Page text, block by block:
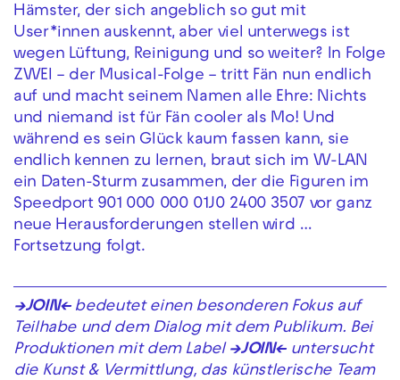
Hämster, der sich angeblich so gut mit
User*innen auskennt, aber viel unterwegs ist
wegen Lüftung, Reinigung und so weiter? In Folge
ZWEI – der Musical-Folge – tritt Fän nun endlich
auf und macht seinem Namen alle Ehre: Nichts
und niemand ist für Fän cooler als Mo! Und
während es sein Glück kaum fassen kann, sie
endlich kennen zu lernen, braut sich im W-LAN
ein Daten-Sturm zusammen, der die Figuren im
Speedport 901 000 000 01J0 2400 3507 vor ganz
neue Herausforderungen stellen wird …
Fortsetzung folgt.
→JOIN←bedeutet einen besonderen Fokus auf
Teilhabe und dem Dialog mit dem Publikum. Bei
Produktionen mit dem Label →JOIN←untersucht
die Kunst & Vermittlung, das künstlerische Team